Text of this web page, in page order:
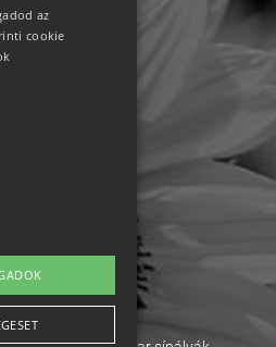
kapcsolat
English
az
cookie